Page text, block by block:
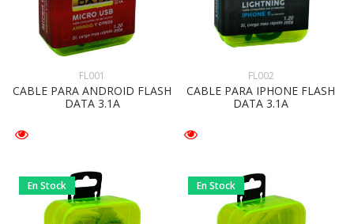
FL001
CABLE PARA ANDROID FLASH
DATA 3.1A
FL002
CABLE PARA IPHONE FLASH
DATA 3.1A
En Stock En Stock